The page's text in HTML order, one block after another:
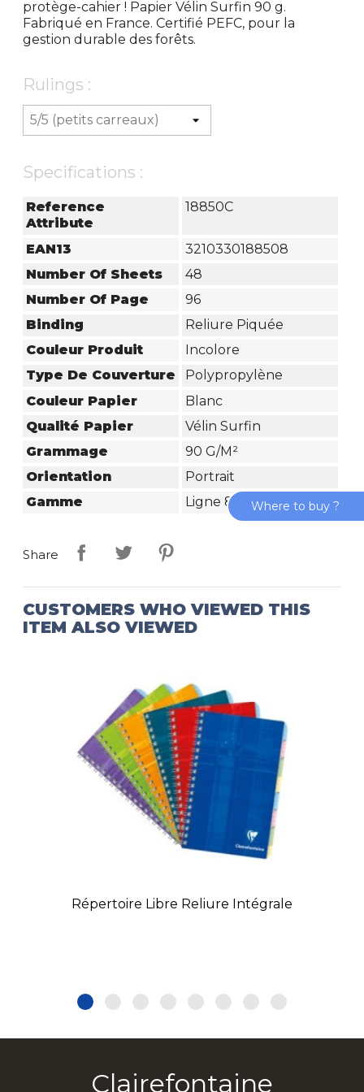
protège-cahier ! Papier Vélin Surfin 90 g.
Fabriqué en France. Certifié PEFC, pour la
gestion durable des forêts.
Rulings :
Specifications :
Reference
Attribute
18850C
EAN13
3210330188508
Number Of Sheets
48
Number Of Page
96
Binding
Reliure Piquée
Couleur Produit
Incolore
Type De Couverture
Polypropylène
Couleur Papier
Blanc
Qualité Papier
Vélin Surfin
Grammage
90 G/m²
Orientation
Portrait
Gamme
Ligne 8000 Polypro
Share
CUSTOMERS WHO VIEWED THIS
ITEM ALSO VIEWED
Répertoire Libre Reliure Intégrale
Clairefontaine
Where to buy ?